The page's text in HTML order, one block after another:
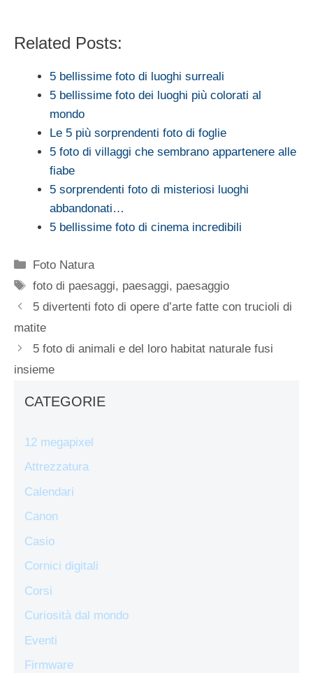
Related Posts:
5 bellissime foto di luoghi surreali
5 bellissime foto dei luoghi più colorati al
mondo
Le 5 più sorprendenti foto di foglie
5 foto di villaggi che sembrano appartenere alle
fiabe
5 sorprendenti foto di misteriosi luoghi
abbandonati…
5 bellissime foto di cinema incredibili
Categorie
Foto Natura
Tag
foto di paesaggi, paesaggi, paesaggio
5 divertenti foto di opere d’arte fatte con trucioli di
matite
5 foto di animali e del loro habitat naturale fusi
insieme
CATEGORIE
12 megapixel
Attrezzatura
Calendari
Canon
Casio
Cornici digitali
Corsi
Curiosità dal mondo
Eventi
Firmware